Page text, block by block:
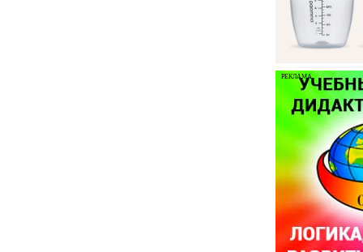
РЕКЛАМА